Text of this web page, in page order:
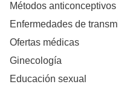
Métodos anticonceptivos
Enfermedades de
Ofertas médicas
Ginecología
Educación sexual